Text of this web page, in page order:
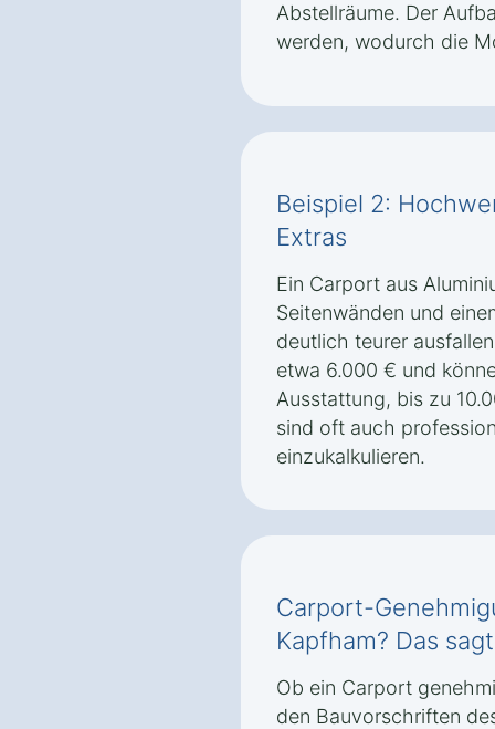
Abstellräume. Der
werden, wodurch die
Beispiel 2:
Extras
Ein Carport aus
Seitenwänden und
deutlich teurer
etwa 6.000 € und
Ausstattung, bis zu
sind oft auch
einzukalkulieren.
Carport-
Kapfham? Das
Ob ein Carport
den Bauvorschriften